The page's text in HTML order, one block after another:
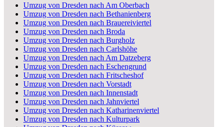
Umzug von Dresden nach Am Oberbach
Umzug von Dresden nach Bethanienberg
Umzug von Dresden nach Brauereiviertel
Umzug von Dresden nach Broda
Umzug von Dresden nach Burgholz
Umzug von Dresden nach Carlshöhe
Umzug von Dresden nach Am Datzeberg
Umzug von Dresden nach Eschengrund
Umzug von Dresden nach Fritscheshof
Umzug von Dresden nach Vorstadt
Umzug von Dresden nach Innenstadt
Umzug von Dresden nach Jahnviertel
Umzug von Dresden nach Katharinenviertel
Umzug von Dresden nach Kulturpark